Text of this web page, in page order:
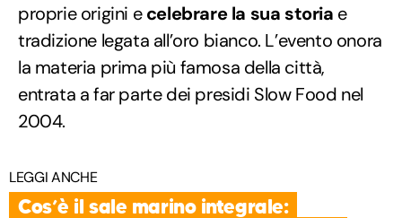
proprie origini ecelebrare la sua storia e
tradizione legata all’oro bianco. L’evento onora
la materia prima più famosa della città,
entrata a far parte dei presidi Slow Food nel
2004.
LEGGI ANCHE
Cos’è il sale marino integrale: